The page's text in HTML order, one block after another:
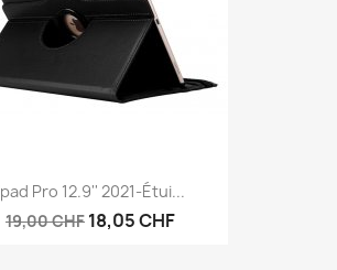
Pro 12.9'' 2021-Étui...
19,00 CHF 18,05 CHF